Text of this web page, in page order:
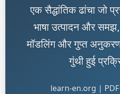
एक सैद्धांतिक ढांचा जो
भाषा उत्पादन और समझ,
मॉडलिंग और गुप्त
गुंथी हुई
learn-en.org |